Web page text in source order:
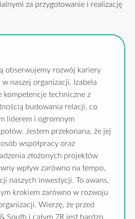
za przygotowanie i realizację
obserwujemy rozwój kariery
naszej organizacji. Izabela
kompetencje techniczne z
budowania relacji, co
liderem i ogromnym
Jestem przekonana, że jej
współpracy oraz
złożonych projektów
wpływ zarówno na tempo,
naszych inwestycji. To awans,
krokiem zarówno w rozwoju
Wierzę, że przed
South i całym 7R jest bardzo